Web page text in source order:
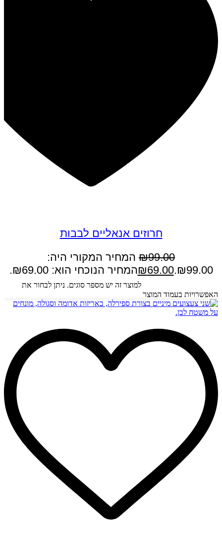
חרוזים אנאליים לבבות
₪99.00
המחיר המקורי היה:
₪99.00.
₪69.00 המחיר הנוכחי הוא: ₪69.00.
למוצר זה יש מספר סוגים. ניתן לבחור את
האפשרויות בעמוד המוצר